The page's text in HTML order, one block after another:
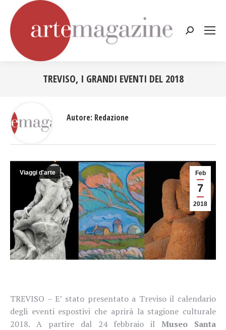
Cerca:
TREVISO, I GRANDI EVENTI DEL 2018
Feb
7
2018
Viaggi d'arte
TREVISO – E’ stato presentato a Treviso il calendario
degli eventi espostivi che aprirà la stagione culturale
2018. A partire dal 24 febbraio ilMuseo Santa
Autore: Redazione